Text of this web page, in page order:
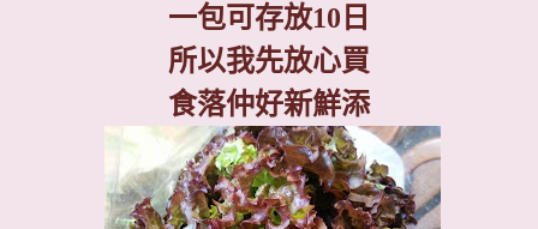
一包可存放10 日
所以我先放心買
食落仲好新鮮添